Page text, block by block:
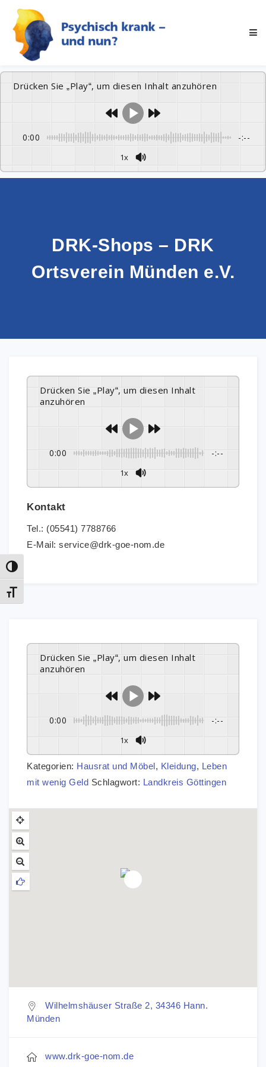
Umschalten auf hohe Kontraste
Schrift vergrößern
Drücken Sie „Play“, um diesen Inhalt anzuhören
0:00 -:--
1x
DRK-Shops – DRK
Ortsverein Münden e.V.
Drücken Sie „Play“, um diesen Inhalt
anzuhören
0:00 -:--
1x
Kategorien: Hausrat und Möbel, Kleidung, Leben
mit wenig Geld Schlagwort: Landkreis Göttingen
Wilhelmshäuser Straße 2, 34346 Hann.
Münden
www.drk-goe-nom.de
Drücken Sie „Play“, um diesen Inhalt
anzuhören
0:00 -:--
1x
Kontakt
Tel.: (05541) 7788766
E-Mail: service@drk-goe-nom.de